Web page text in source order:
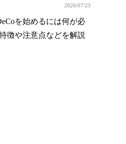
2026/07/23
を始めるには何が必
徴や注意点などを解説